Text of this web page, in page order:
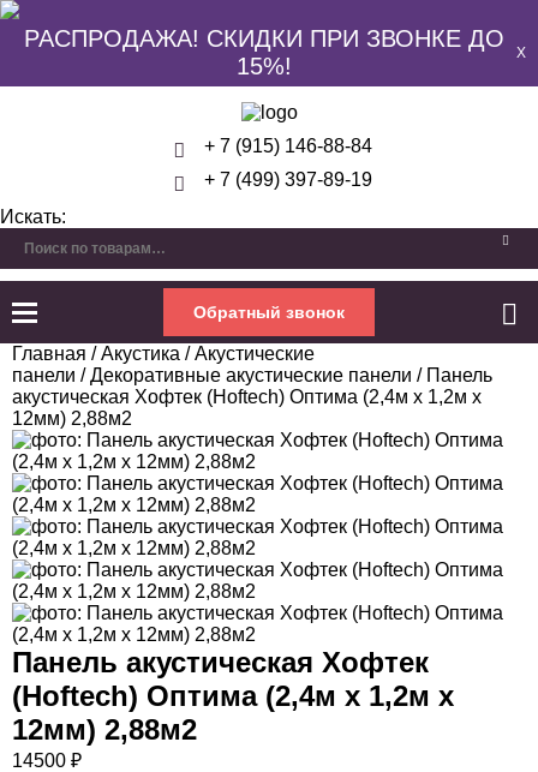
РАСПРОДАЖА! СКИДКИ ПРИ ЗВОНКЕ ДО
15%!
X
+ 7 (915) 146-88-84
+ 7 (499) 397-89-19
Искать:
Обратный звонок
Главная /Акустика /Акустические
панели /Декоративные акустические панели / Панель
акустическая Хофтек (Hoftech) Оптима (2,4м х 1,2м х
12мм) 2,88м2
Панель акустическая Хофтек
(Hoftech) Оптима (2,4м х 1,2м х
12мм) 2,88м2
14500 ₽